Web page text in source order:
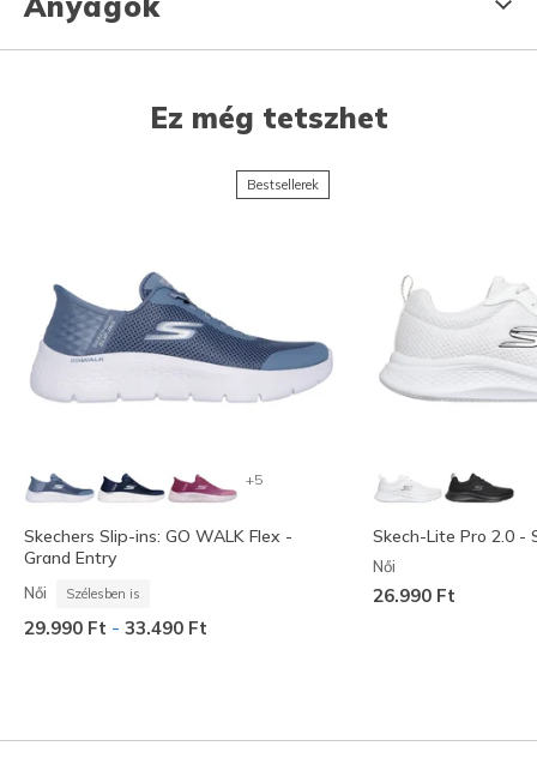
Ez még tetszhet
Bestsellerek
+5
Skechers Slip-ins: GO WALK Flex -
Grand Entry
Női Szélesben is
29.990 Ft - 33.490 Ft
Skech-Lite Pro 2.0 -
Női
26.990 Ft